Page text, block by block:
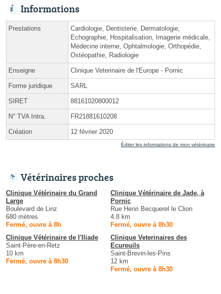
Informations
Prestations
Cardiologie, Dentisterie, Dermatologie,
Echographie, Hospitalisation, Imagerie médicale,
Médecine interne, Ophtalmologie, Orthopédie,
Ostéopathie, Radiologie
Enseigne Clinique Veterinaire de l'Europe - Pornic
Forme juridique SARL
SIRET 88161020800012
N° TVA Intra. FR21881610208
Création 12 février 2020
Éditer les informations de mon vétérinaire
Vétérinaires proches
Clinique Vétérinaire du Grand
Large
Boulevard de Linz
680 mètres
Fermé, ouvre à 8h
Clinique Vétérinaire de Jade, à
Pornic
Rue Henri Becquerel le Clion
4.8 km
Fermé, ouvre à 8h30
Clinique Vétérinaire de l'Iliade
Saint-Père-en-Retz
10 km
Fermé, ouvre à 8h30
Clinique Veterinaires des
Ecureuils
Saint-Brevin-les-Pins
12 km
Fermé, ouvre à 8h30